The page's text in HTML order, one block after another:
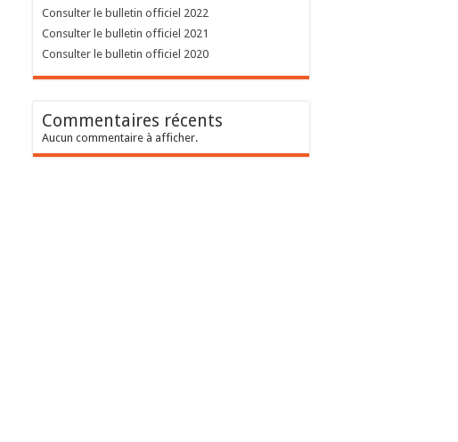
Consulter le bulletin officiel 2022
Consulter le bulletin officiel 2021
Consulter le bulletin officiel 2020
Commentaires récents
Aucun commentaire à afficher.